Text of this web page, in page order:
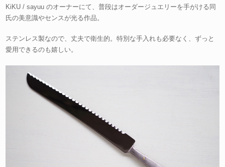
KiKU / sayuu のオーナーにて、普段はオーダージュエリーを手がける同
氏の美意識やセンスが光る作品。
ステンレス製なので、丈夫で衛生的。特別な手入れも必要なく、ずっと
愛用できるのも嬉しい。